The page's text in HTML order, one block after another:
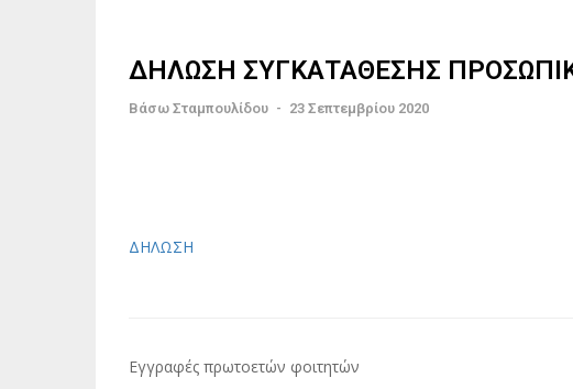
ΔΗΛΩΣΗ ΣΥΓΚΑΤΑΘΕΣΗΣ
Βάσω Σταμπουλίδου - 23 Σεπτεμβρίου 2020
ΔΗΛΩΣΗ
Πλοήγηση
Εγγραφές πρωτοετών φοιτητών